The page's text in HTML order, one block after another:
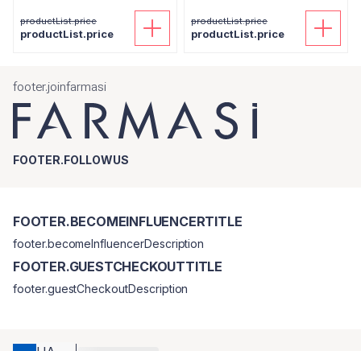
productList.price
productList.price
productList.price
productList.price
footer.joinfarmasi
FOOTER.FOLLOWUS
FOOTER.BECOMEINFLUENCERTITLE
footer.becomeInfluencerDescription
FOOTER.GUESTCHECKOUTTITLE
footer.guestCheckoutDescription